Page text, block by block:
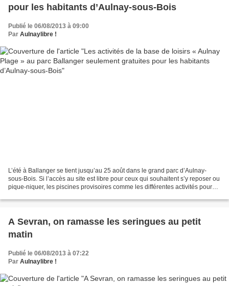
pour les habitants d’Aulnay-sous-Bois
Publié le 06/08/2013 à 09:00
Par Aulnaylibre !
L’été à Ballanger se tient jusqu’au 25 août dans le grand parc d’Aulnay-
sous-Bois. Si l’accès au site est libre pour ceux qui souhaitent s’y reposer ou
pique-niquer, les piscines provisoires comme les différentes activités pour
A Sevran, on ramasse les seringues au petit
matin
Publié le 06/08/2013 à 07:22
Par Aulnaylibre !